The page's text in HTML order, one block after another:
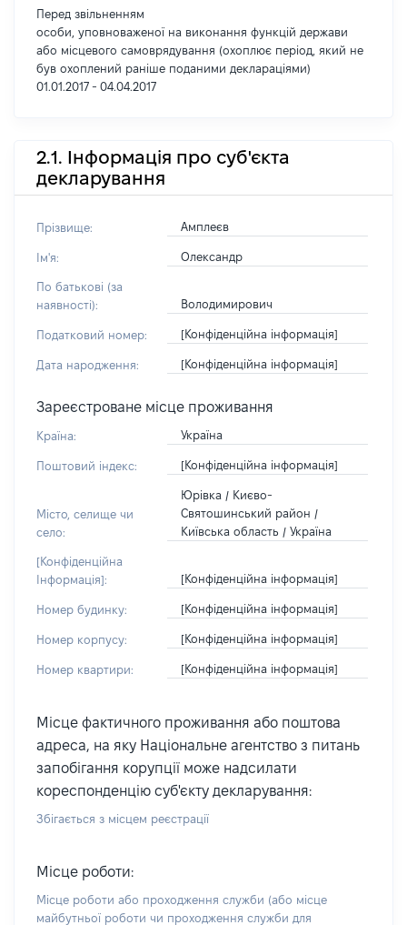
Перед звільненням
особи, уповноваженої на виконання функцій держави
або місцевого самоврядування (охоплює період, який не
був охоплений раніше поданими деклараціями)
01.01.2017 - 04.04.2017
2.1. Інформація про суб'єкта
декларування
Прізвище: Амплеєв
Ім'я: Олександр
По батькові (за
наявності):
Володимирович
Податковий номер: [Конфіденційна інформація]
Дата народження: [Конфіденційна інформація]
Зареєстроване місце проживання
Країна: Україна
Поштовий індекс: [Конфіденційна інформація]
Місто, селище чи
село:
Юрівка / Києво-
Святошинський район /
Київська область / Україна
[Конфіденційна
Інформація]:
[Конфіденційна інформація]
Номер будинку: [Конфіденційна інформація]
Номер корпусу: [Конфіденційна інформація]
Номер квартири: [Конфіденційна інформація]
Місце фактичного проживання або поштова
адреса, на яку Національне агентство з питань
запобігання корупції може надсилати
кореспонденцію суб'єкту декларування:
Збігається з місцем реєстрації
Місце роботи:
Місце роботи або проходження служби (або місце
майбутньої роботи чи проходження служби для